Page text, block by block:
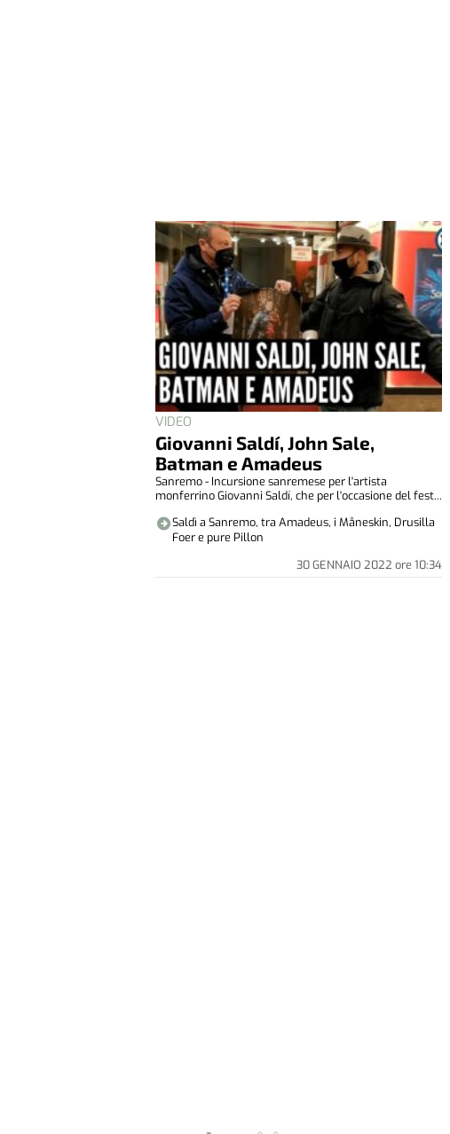
VIDEO
Giovanni Saldí, John Sale,
Batman e Amadeus
30 GENNAIO 2022ore 10:34
Sanremo - Incursione sanremese per l'artista
monferrino Giovanni Saldí, che per l'occasione del fest...
Saldì a Sanremo, tra Amadeus, i Måneskin, Drusilla
Foer e pure Pillon